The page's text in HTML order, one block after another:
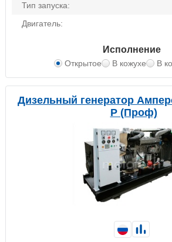
Тип запуска:
Двигатель:
Исполнение
Открытое В кожухе В
Дизельный генератор
P (Проф)